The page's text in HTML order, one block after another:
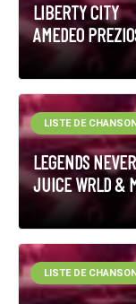
LIBERTY CITY
AMEDEO
LEGENDS
JUICE WRLD &
LISTE DE
LISTE DE